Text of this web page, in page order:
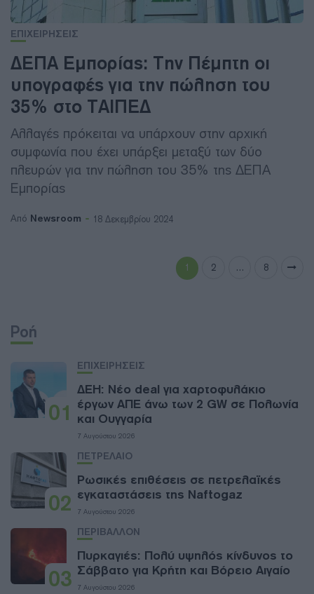
ΕΠΙΧΕΙΡΗΣΕΙΣ
ΔΕΠΑ Εμπορίας: Την Πέμπτη οι
υπογραφές για την πώληση του
35% στο ΤΑΙΠΕΔ
Αλλαγές πρόκειται να υπάρχουν στην αρχική
συμφωνία που έχει υπάρξει μεταξύ των δύο
πλευρών για την πώληση του 35% της ΔΕΠΑ
Εμπορίας
Από Newsroom 18 Δεκεμβρίου 2024
1 2 … 8
Ροή
01
ΕΠΙΧΕΙΡΗΣΕΙΣ
ΔΕΗ: Νέο deal για χαρτοφυλάκιο
έργων ΑΠΕ άνω των 2 GW σε Πολωνία
και Ουγγαρία
7 Αυγούστου 2026
02
ΠΕΤΡΕΛΑΙΟ
Ρωσικές επιθέσεις σε πετρελαϊκές
εγκαταστάσεις της Naftogaz
7 Αυγούστου 2026
03
ΠΕΡΙΒΑΛΛΟΝ
Πυρκαγιές: Πολύ υψηλός κίνδυνος το
Σάββατο για Κρήτη και Βόρειο Αιγαίο
7 Αυγούστου 2026